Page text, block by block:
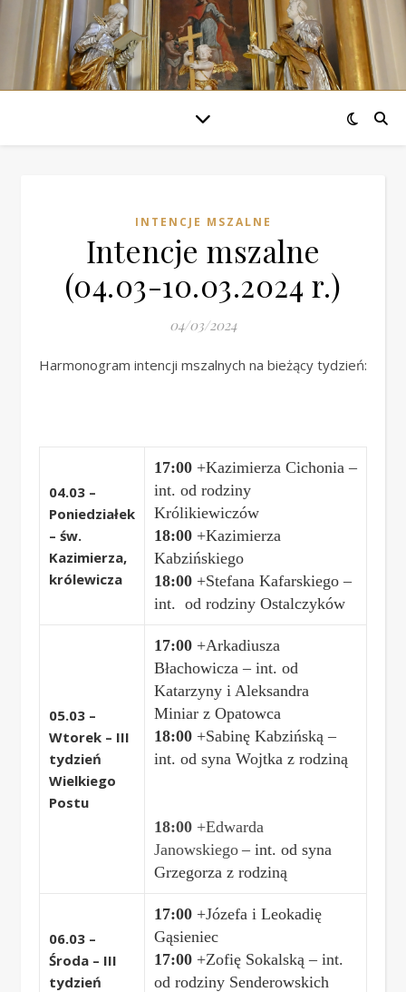
INTENCJE MSZALNE
Intencje mszalne
(04.03-10.03.2024 r.)
04/03/2024
Harmonogram intencji mszalnych na bieżący tydzień:
04.03 –
Poniedziałek
– św.
Kazimierza,
królewicza
17:00 +Kazimierza Cichonia –
int. od rodziny
Królikiewiczów
18:00 +Kazimierza
Kabzińskiego
18:00 +Stefana Kafarskiego –
int. od rodziny Ostalczyków
05.03 –
Wtorek – III
tydzień
Wielkiego
Postu
17:00 +Arkadiusza
Błachowicza – int. od
Katarzyny i Aleksandra
Miniar z Opatowca
18:00 +Sabinę Kabzińską –
int. od syna Wojtka z rodziną
18:00 +Edwarda
Janowskiego – int. od syna
Grzegorza z rodziną
06.03 –
Środa – III
tydzień
17:00 +Józefa i Leokadię
Gąsieniec
17:00 +Zofię Sokalską – int.
od rodziny Senderowskich